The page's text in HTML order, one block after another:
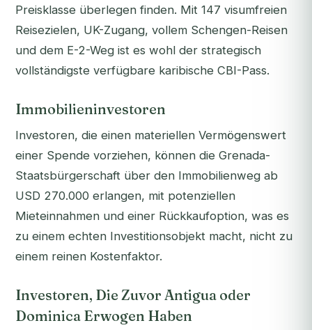
Preisklasse überlegen finden. Mit 147 visumfreien
Reisezielen, UK-Zugang, vollem Schengen-Reisen
und dem E-2-Weg ist es wohl der strategisch
vollständigste verfügbare karibische CBI-Pass.
Immobilieninvestoren
Investoren, die einen materiellen Vermögenswert
einer Spende vorziehen, können die Grenada-
Staatsbürgerschaft über den Immobilienweg ab
USD 270.000 erlangen, mit potenziellen
Mieteinnahmen und einer Rückkaufoption, was es
zu einem echten Investitionsobjekt macht, nicht zu
einem reinen Kostenfaktor.
Investoren, Die Zuvor Antigua oder
Dominica Erwogen Haben